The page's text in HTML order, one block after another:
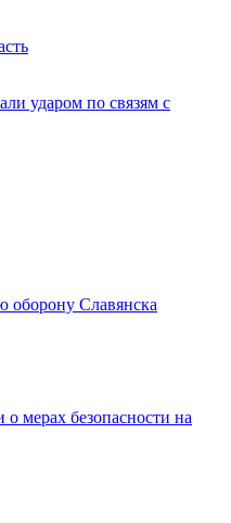
ударом по связям с
оборону Славянска
мерах безопасности на